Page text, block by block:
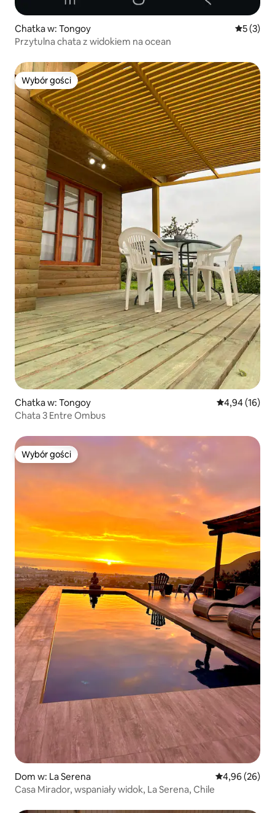
Chatka w: Tongoy Średnia
5 (3)
Przytulna chata z widokiem na ocean
Wybór gości
Wybór gości
Chatka w: Tongoy Średnia
4,94 (16)
Chata 3 Entre Ombus
Wybór gości
Wybór gości
Dom w: La Serena Średnia
4,96 (26)
Casa Mirador, wspaniały widok, La Serena, Chile